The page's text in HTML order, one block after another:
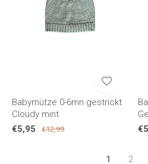
Babymütze 0-6mn gestrickt
Cloudy mint
€5,95
€12,99
1 2